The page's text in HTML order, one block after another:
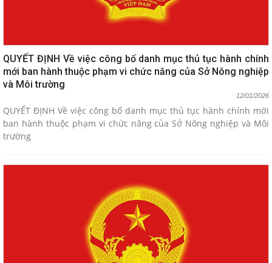
QUYẾT ĐỊNH Về việc công bố danh mục thủ tục hành chính
mới ban hành thuộc phạm vi chức năng của Sở Nông nghiệp
và Môi trường
12/01/2026
QUYẾT ĐỊNH Về việc công bố danh mục thủ tục hành chính mới
ban hành thuộc phạm vi chức năng của Sở Nông nghiệp và Môi
trường